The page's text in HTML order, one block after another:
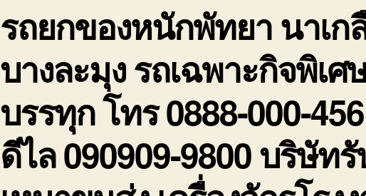
รถยกของหนักพัทยา นาเก
บางละมุง รถเฉพาะกิจพิเศ
บรรทุก โทร 0888-000-
ดีไล 090909-9800 บริษัท